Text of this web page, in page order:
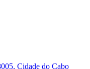
Cidade do Cabo